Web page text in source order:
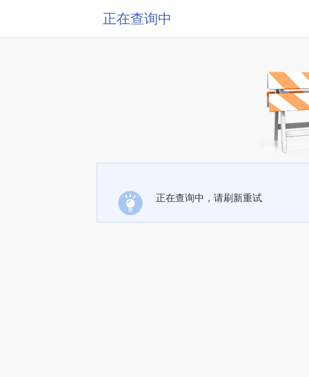
正在查询中
正在查询中，请刷新重试